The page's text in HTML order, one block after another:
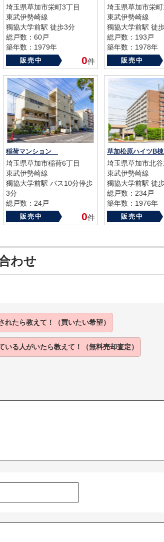
埼玉県草加市栄町3丁目
東武伊勢崎線
獨協大学前駅 徒歩3分
総戸数：60戸
築年数：1979年
販売中 0件
埼玉県草加市栄町
東武伊勢崎線
獨協大学前駅 徒
総戸数：193戸
築年数：1978年
販売中
稲荷マンション
埼玉県草加市稲荷6丁目
東武伊勢崎線
獨協大学前駅 バス10分停歩
3分
総戸数：24戸
築年数：1970年
販売中 0件
草加松原ハイツB
埼玉県草加市北谷
東武伊勢崎線
獨協大学前駅 徒
総戸数：234戸
築年数：1976年
販売中
わせ
れたら教えて！（買いたい希望）
いる人がいたら教えて！（無料売却査定）